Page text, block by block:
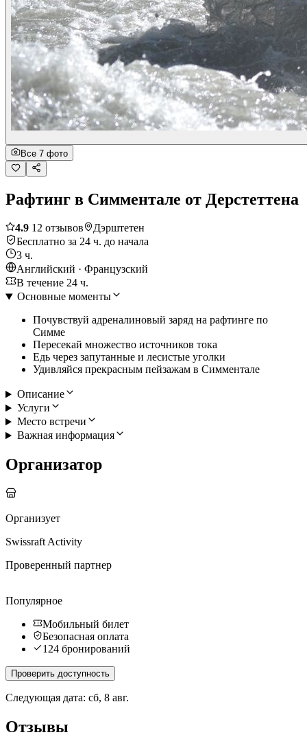
Все 7 фото
Рафтинг в Симментале от Дерстеттена
4.9 12 отзывов
Дэрштетен
Бесплатно за 24 ч. до начала
3 ч.
Английский · Французский
В течение 24 ч.
Основные моменты
Почувствуй адреналиновый заряд на рафтинге по
Симме
Пересекай множество источников тока
Едь через запутанные и лесистые уголки
Удивляйся прекрасным пейзажам в Симментале
Описание
Услуги
Место встречи
Важная информация
Организатор
Организует
Swissraft Activity
Проверенный партнер
Популярное
Мобильный билет
Безопасная оплата
124 бронирований
Проверить доступность
Следующая дата: сб, 8 авг.
Отзывы